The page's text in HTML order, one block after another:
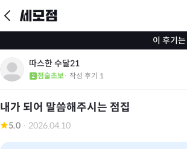
이 후기
따스한 수달21
점술초보· 작성 후기 1
내가 되어 말씀해주시는 점집
5.0 · 2026.04.10